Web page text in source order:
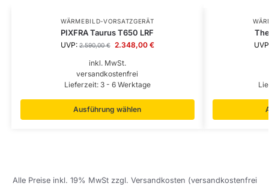
WÄRMEBILD-VORSATZGERÄT
PIXFRA Taurus T650 LRF
UVP: 2.590,00€ 2.348,00 €
inkl. MwSt.
versandkostenfrei
Lieferzeit: 3 - 6 Werktage
Ausführung wählen
Alle Preise inkl. 19% MwSt zzgl. Versandkosten (versandkostenfrei